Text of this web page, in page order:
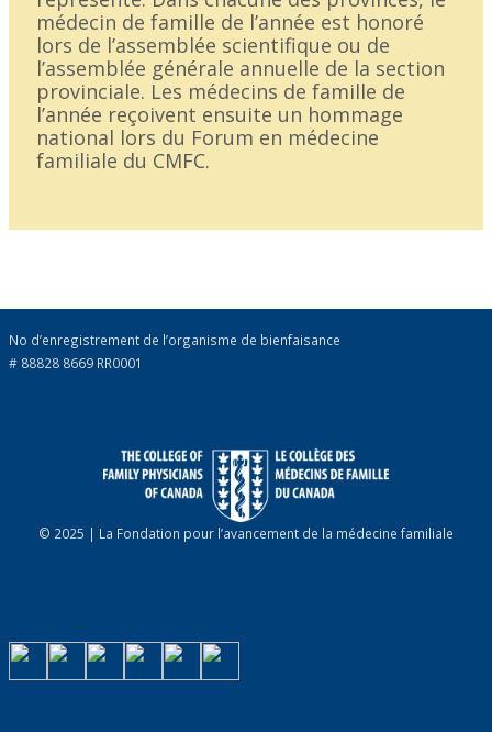
médecin de famille de l’année est honoré
lors de l’assemblée scientifique ou de
l’assemblée générale annuelle de la section
provinciale. Les médecins de famille de
l’année reçoivent ensuite un hommage
national lors du Forum en médecine
familiale du CMFC.
No d’enregistrement de l’organisme de bienfaisance
# 88828 8669 RR0001
© 2025 | La Fondation pour l’avancement de la médecine familiale